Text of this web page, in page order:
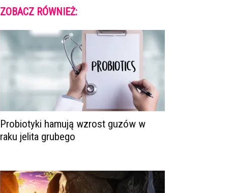
ZOBACZ RÓWNIEŻ:
Probiotyki hamują wzrost guzów w
raku jelita grubego